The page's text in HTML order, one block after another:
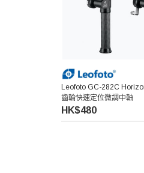
Leofoto GC-282C
齒輪快速定位微調中軸
HK$480